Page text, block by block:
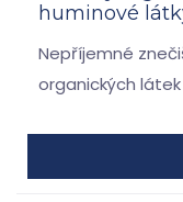
huminové
Nepříjemné
organických